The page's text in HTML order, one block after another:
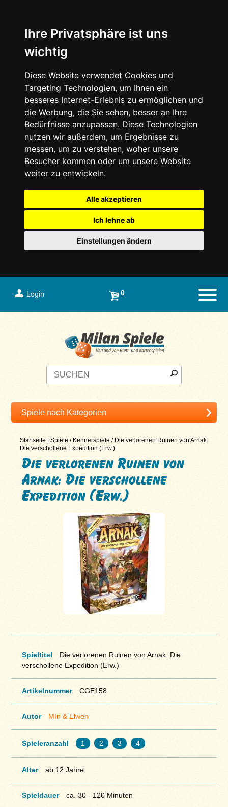
Ihre Privatsphäre ist uns
wichtig
Diese Website verwendet Cookies und
Targeting Technologien, um Ihnen ein
besseres Internet-Erlebnis zu ermöglichen und
die Werbung, die Sie sehen, besser an Ihre
Bedürfnisse anzupassen. Diese Technologien
nutzen wir außerdem, um Ergebnisse zu
messen, um zu verstehen, woher unsere
Besucher kommen oder um unsere Website
weiter zu entwickeln.
Alle akzeptieren
Ich lehne ab
Einstellungen ändern
Login 0
Startseite |Spiele / Kennerspiele / Die verlorenen Ruinen von Arnak:
Die verschollene Expedition (Erw.)
Die verlorenen Ruinen von
Arnak: Die verschollene
Expedition (Erw.)
Spieltitel
Die verlorenen Ruinen von Arnak: Die
verschollene Expedition (Erw.)
Artikelnummer CGE158
Autor Mín & Elwen
Spieleranzahl 1 2 3 4
Alter ab 12 Jahre
Spieldauer ca. 30 - 120 Minuten